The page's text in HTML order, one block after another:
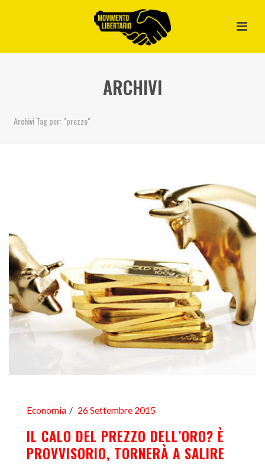
ARCHIVI
Archivi Tag per: "prezzo"
Economia 26 Settembre 2015
IL CALO DEL PREZZO DELL’ORO? È
PROVVISORIO, TORNERÀ A SALIRE